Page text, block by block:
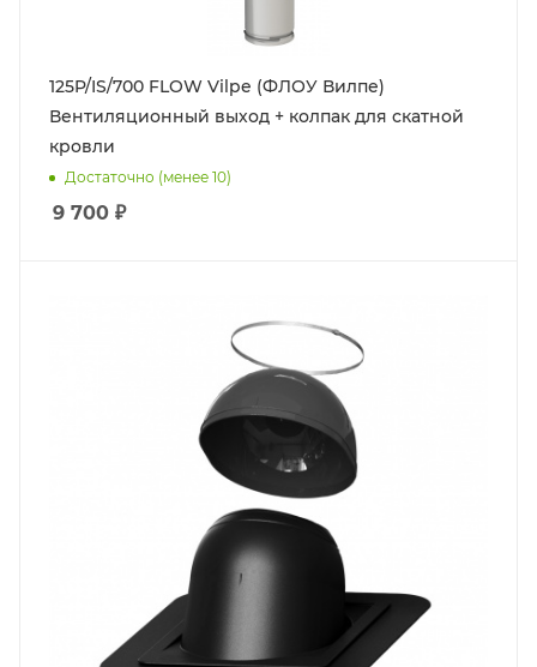
125P/IS/700 FLOW Vilpe (ФЛОУ Вилпе)
Вентиляционный выход + колпак для скатной
кровли
Достаточно (менее 10)
9 700 ₽